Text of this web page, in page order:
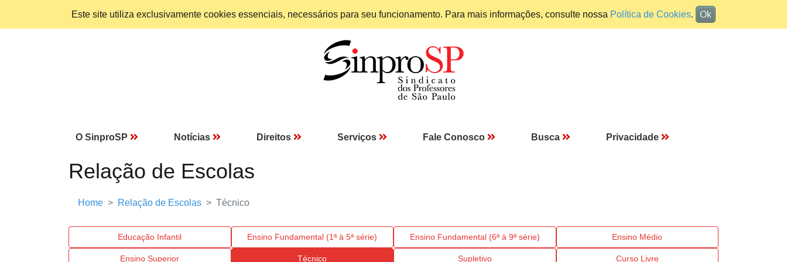
Este site utiliza exclusivamente cookies essenciais, necessários para seu funcionamento. Para mais informações, consulte nossa Política de Cookies. Ok
O SinproSP Notícias Direitos Serviços Fale Conosco Busca Privacidade
Relação de Escolas
Home Relação de Escolas Técnico
Educação Infantil Ensino Fundamental (1ª à 5ª série) Ensino Fundamental (6ª à 9ª série) Ensino Médio
Ensino Superior Técnico Supletivo Curso Livre